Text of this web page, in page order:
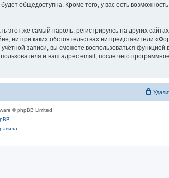
общедоступна. Кроме того, у вас есть возможность
же самый пароль, регистрируясь на других
ни при каких обстоятельствах ни представители
записи, вы сможете воспользоваться
и ваш адрес email, после чего
© phpBB Limited